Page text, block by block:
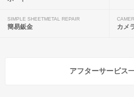
SIMPLE SHEETMETAL REPAIR
簡易鈑金 カメ
アフターサービス